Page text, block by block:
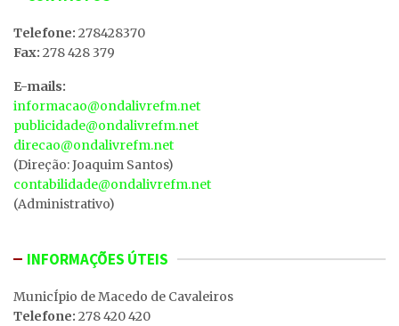
Telefone: 278428370
Fax: 278 428 379
E-mails:
informacao@ondalivrefm.net
publicidade@ondalivrefm.net
direcao@ondalivrefm.net
(Direção: Joaquim Santos)
contabilidade@ondalivrefm.net
(Administrativo)
INFORMAÇÕES ÚTEIS
MunicÍpio de Macedo de Cavaleiros
Telefone: 278 420 420